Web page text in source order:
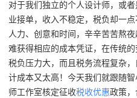
对于我们独立的个人设计师，或者
业接单，收入不稳定，税负却一点
人力、创意和时间， 辛辛苦苦熬夜
难获得相应的成本凭证，在传统
税负压力大，而且税务流程复杂
计成本又太高！今天我们就跟随
师工作室核定征收税收优惠政策，